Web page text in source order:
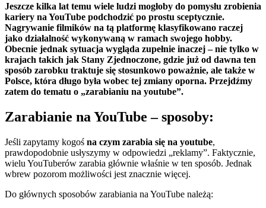
Jeszcze kilka lat temu wiele ludzi mogłoby do pomysłu zrobienia
kariery na YouTube podchodzić po prostu sceptycznie.
Nagrywanie filmików na tą platformę klasyfikowano raczej
jako działalność wykonywaną w ramach swojego hobby.
Obecnie jednak sytuacja wygląda zupełnie inaczej – nie tylko w
krajach takich jak Stany Zjednoczone, gdzie już od dawna ten
sposób zarobku traktuje się stosunkowo poważnie, ale także w
Polsce, która długo była wobec tej zmiany oporna. Przejdźmy
zatem do tematu o „zarabianiu na youtube”.
Zarabianie na YouTube – sposoby:
Jeśli zapytamy kogoś na czym zarabia się na youtube,
prawdopodobnie usłyszymy w odpowiedzi „reklamy”. Faktycznie,
wielu YouTuberów zarabia głównie właśnie w ten sposób. Jednak
wbrew pozorom możliwości jest znacznie więcej.
Do głównych sposobów zarabiania na YouTube należą: